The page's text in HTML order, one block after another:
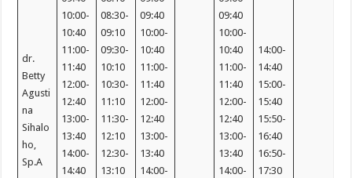
dr.
Betty
Agusti
na
Sihalo
ho,
Sp.A
10:00-
10:40
11:00-
11:40
12:00-
12:40
13:00-
13:40
14:00-
14:40
08:30-
09:10
09:30-
10:10
10:30-
11:10
11:30-
12:10
12:30-
13:10
09:40
10:00-
10:40
11:00-
11:40
12:00-
12:40
13:00-
13:40
14:00-
09:40
10:00-
10:40
11:00-
11:40
12:00-
12:40
13:00-
13:40
14:00-
14:00-
14:40
15:00-
15:40
15:50-
16:40
16:50-
17:30